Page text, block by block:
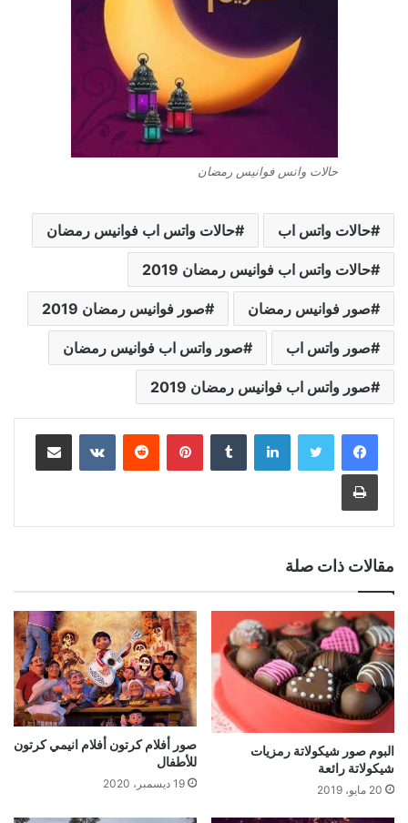
حالات واتس فوانيس رمضان
حالات واتس اب حالات واتس اب فوانيس رمضان
حالات واتس اب فوانيس رمضان 2019
صور فوانيس رمضان صور فوانيس رمضان 2019
صور واتس اب صور واتس اب فوانيس رمضان
صور واتس اب فوانيس رمضان 2019
لينكدإن بينتيريست مشاركة عبر البريد
طباعة
مقالات ذات صلة
البوم صور شيكولاتة رمزيات
شيكولاتة رائعة
20 مايو، 2019
صور أفلام كرتون أفلام انيمي كرتون
للأطفال
19 ديسمبر، 2020